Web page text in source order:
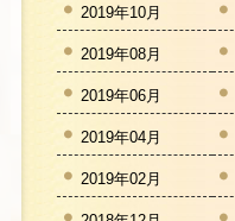
2019年10月
2019年08月
2019年06月
2019年04月
2019年02月